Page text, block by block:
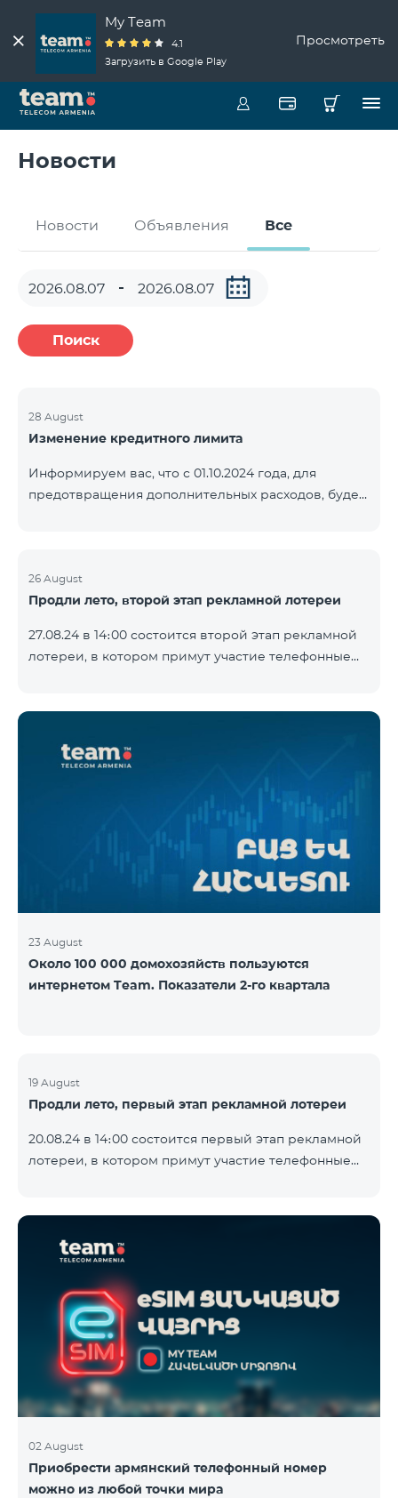
My Team
4.1
Загрузить в Google Play
Просмотреть
Новости
Новости Объявления Все
Поиск
28 August
Изменение кредитного лимита
Информируем вас, что с 01.10.2024 года, для
предотвращения дополнительных расходов, будет
«Combo 4 Basic», «Combo 4 Max», «Combo 4 Plus»,
«Combo 4 Regional», «Combo 4x4», «COSMO 2 8000»,
26 August
Продли лето, второй этап рекламной лотереи
27.08.24 в 14։00 состоится второй этап рекламной
лотереи, в котором примут участие телефонные
Выигравшие номера телефонов будут выбраны с
помощью генератора случайных чисел. Следите за
https://www.telecomarmenia.am/ru/B2S
23 August
Около 100 000 домохозяйств пользуются
интернетом Team. Показатели 2-го квартала
19 August
Продли лето, первый этап рекламной лотереи
20.08.24 в 14։00 состоится первый этап рекламной
лотереи, в котором примут участие телефонные
Выигравшие номера телефонов будут выбраны с
помощью генератора случайных чисел. Следите за
нами на официальных каналах Team в Facebook и
YouTube. Подробнее:
https://www.telecomarmenia.am/ru/B2S
02 August
Приобрести армянский телефонный номер
можно из любой точки мира